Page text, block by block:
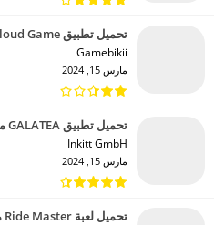
تحميل تطبيق Bikii Cloud Game مهكر للاندرويد 2024
Gamebikii‏
مارس 15, 2024
تحميل تطبيق GALATEA مهكر للاندرويد 2024
Inkitt GmbH‏
مارس 15, 2024
تحميل لعبة Ride Master مهكرة للاندرويد 2024